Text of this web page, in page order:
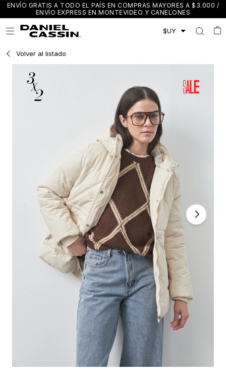
ENVÍO GRATIS A TODO EL PAÍS EN COMPRAS MAYORES A $3.000 /
ENVÍO EXPRESS EN MONTEVIDEO Y CANELONES

Volver al listado